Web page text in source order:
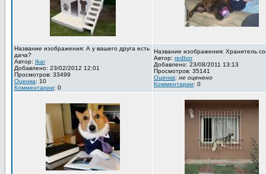
Название изображения: А у вашего друга есть
дача?
Автор: Ikar
Добавлено: 23/02/2012 12:01
Просмотров: 33499
Оценка: 10
Комментарии: 0
Название изображения: Хранитель
Автор: redbor
Добавлено: 23/08/2011 13:13
Просмотров: 35141
Оценка: не оценено
Комментарии: 0